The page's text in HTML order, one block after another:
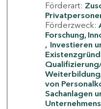
Förderart:
Förderzweck:
Forschung,
Investieren
von
Sachanlagen